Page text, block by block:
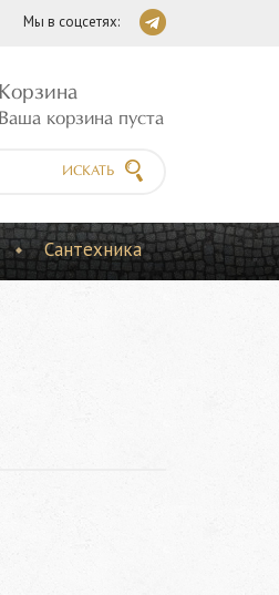
Мы в соцсетях:
Корзина
Ваша корзина пуста
ИСКАТЬ
Сантехника